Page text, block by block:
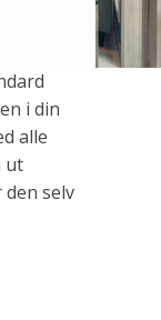
i din
alle
ut
selv